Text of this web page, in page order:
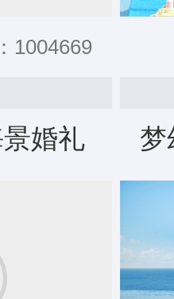
1004669
婚礼 梦